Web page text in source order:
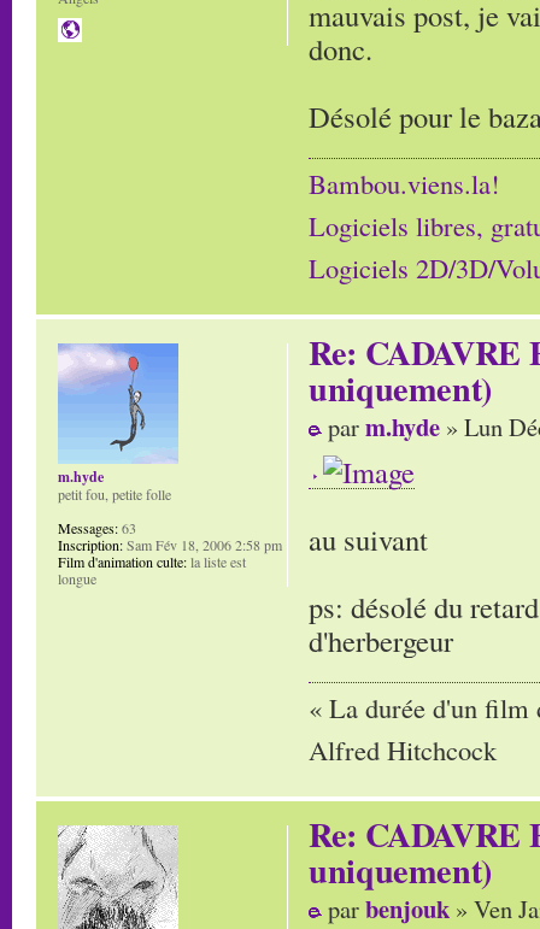
mauvais post, je
donc.
Désolé pour le
Bambou.viens.la!
Logiciels libres,
Logiciels 2D/3D/
Re:
uniquement)
parm.hyde » Lun
au suivant
ps: désolé du
d'herbergeur
« La durée d'un film
Alfred Hitchcock
m.hyde
petit fou, petite folle
Messages:63
Inscription:Sam Fév 18, 2006 2:58 pm
Film d'animation culte:la liste est
longue
Re:
uniquement)
parbenjouk » Ven